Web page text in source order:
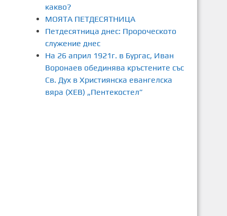
какво?
МОЯТА ПЕТДЕСЯТНИЦА
Петдесятница днес: Пророческото
служение днес
На 26 април 1921г. в Бургас, Иван
Воронаев обединява кръстените със
Св. Дух в Християнска евангелска
вяра (ХЕВ) „Пентекостел”